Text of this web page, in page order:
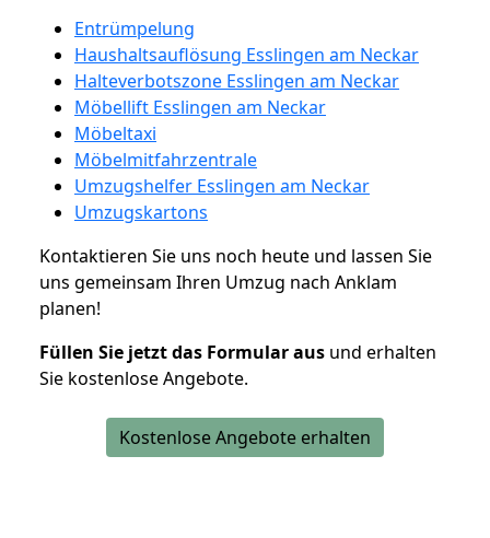
Entrümpelung
Haushaltsauflösung Esslingen am Neckar
Halteverbotszone Esslingen am Neckar
Möbellift Esslingen am Neckar
Möbeltaxi
Möbelmitfahrzentrale
Umzugshelfer Esslingen am Neckar
Umzugskartons
Kontaktieren Sie uns noch heute und lassen Sie
uns gemeinsam Ihren Umzug nach Anklam
planen!
Füllen Sie jetzt das Formular aus und erhalten
Sie kostenlose Angebote.
Kostenlose Angebote erhalten